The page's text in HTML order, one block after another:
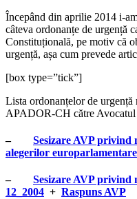
Începând din aprilie 2014 i-
câteva ordonanțe de urgență
Constituțională, pe motiv că
urgență, așa cum prevede
[box type=”tick”]
Lista ordonanțelor de
APADOR-CH către
– Sesizare AVP privind
alegerilor europarlamentare
– Sesizare AVP privind
12_2004 + Raspuns AVP